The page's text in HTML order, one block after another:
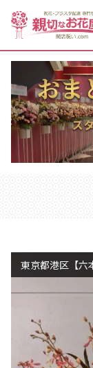
東京都港区【六